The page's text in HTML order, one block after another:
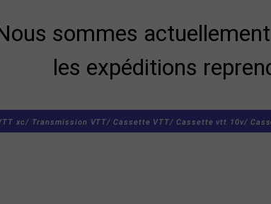
sommes
les expéditions
xc/ Transmission VTT/ Cassette VTT/ Cassette vtt 10v/